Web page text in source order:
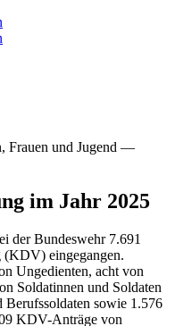
Frauen und Jugend —
im Jahr 2025
der Bundeswehr 7.691
(KDV) eingegangen.
Ungedienten, acht von
Soldatinnen und Soldaten
sowie 1.576
KDV-Anträge von